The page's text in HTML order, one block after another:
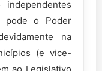
pode o Poder
na
(e vice-